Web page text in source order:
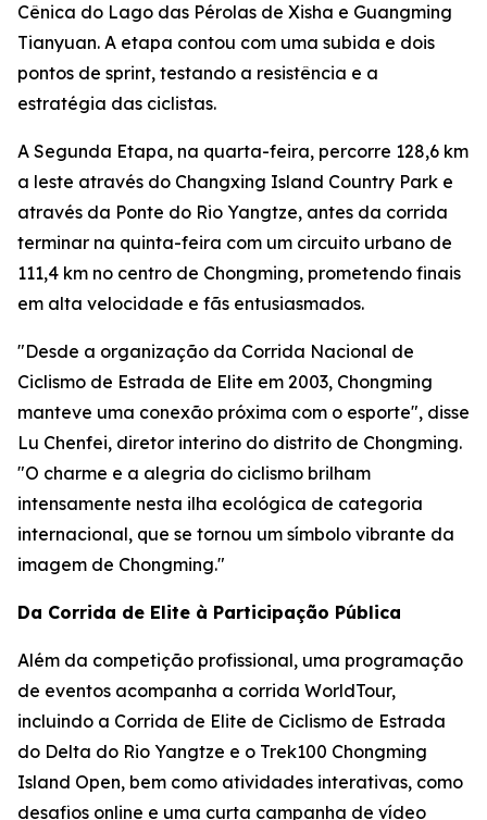
Cênica do Lago das Pérolas de Xisha e Guangming
Tianyuan. A etapa contou com uma subida e dois
pontos de sprint, testando a resistência e a
estratégia das ciclistas.
A Segunda Etapa, na quarta-feira, percorre 128,6 km
a leste através do Changxing Island Country Park e
através da Ponte do Rio Yangtze, antes da corrida
terminar na quinta-feira com um circuito urbano de
111,4 km no centro de Chongming, prometendo finais
em alta velocidade e fãs entusiasmados.
"Desde a organização da Corrida Nacional de
Ciclismo de Estrada de Elite em 2003, Chongming
manteve uma conexão próxima com o esporte", disse
Lu Chenfei, diretor interino do distrito de Chongming.
"O charme e a alegria do ciclismo brilham
intensamente nesta ilha ecológica de categoria
internacional, que se tornou um símbolo vibrante da
imagem de Chongming."
Da Corrida de Elite à Participação Pública
Além da competição profissional, uma programação
de eventos acompanha a corrida WorldTour,
incluindo a Corrida de Elite de Ciclismo de Estrada
do Delta do Rio Yangtze e o Trek100 Chongming
Island Open, bem como atividades interativas, como
desafios online e uma curta campanha de vídeo